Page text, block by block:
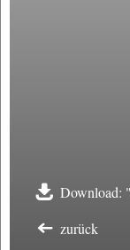
Download:
zurück